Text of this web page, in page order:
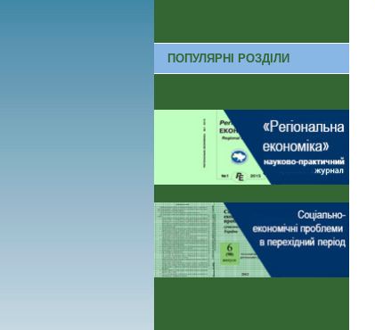
ПОПУЛЯРНІ РОЗДІЛИ